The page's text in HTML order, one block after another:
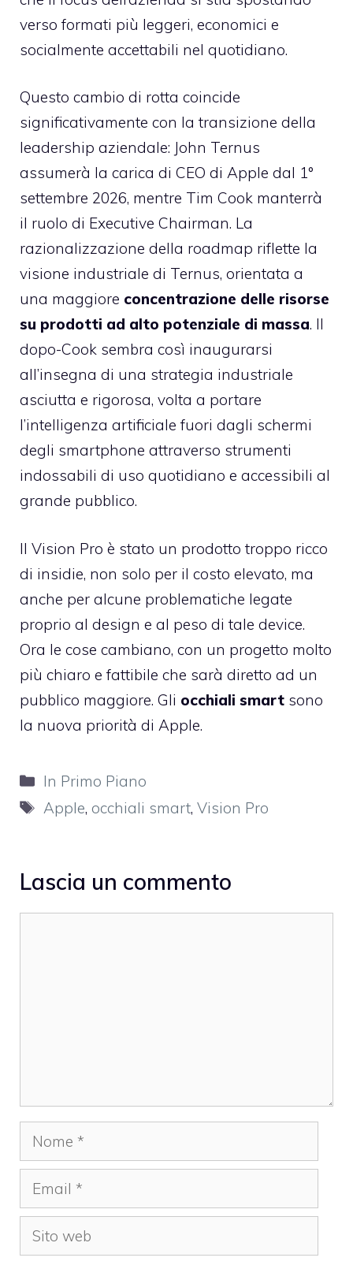
verso formati più leggeri, economici e
socialmente accettabili nel quotidiano.
Questo cambio di rotta coincide
significativamente con la transizione della
leadership aziendale: John Ternus
assumerà la carica di CEO di Apple dal 1°
settembre 2026, mentre Tim Cook manterrà
il ruolo di Executive Chairman. La
razionalizzazione della roadmap riflette la
visione industriale di Ternus, orientata a
una maggiore concentrazione delle risorse
su prodotti ad alto potenziale di massa. Il
dopo-Cook sembra così inaugurarsi
all’insegna di una strategia industriale
asciutta e rigorosa, volta a portare
l’intelligenza artificiale fuori dagli schermi
degli smartphone attraverso strumenti
indossabili di uso quotidiano e accessibili al
grande pubblico.
Il Vision Pro è stato un prodotto troppo ricco
di insidie, non solo per il costo elevato, ma
anche per alcune problematiche legate
proprio al design e al peso di tale device.
Ora le cose cambiano, con un progetto molto
più chiaro e fattibile che sarà diretto ad un
pubblico maggiore. Gli occhiali smart sono
la nuova priorità di Apple.
Categorie
In Primo Piano
Tag
Apple, occhiali smart,Vision Pro
Lascia un commento
Nome
Email
Sito
web